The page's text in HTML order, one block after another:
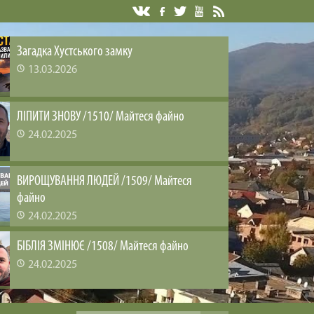
Загадка Хустського замку
13.03.2026
ЛІПИТИ ЗНОВУ /1510/ Майтеся файно
24.02.2025
ВИРОЩУВАННЯ ЛЮДЕЙ /1509/ Майтеся
файно
24.02.2025
БІБЛІЯ ЗМІНЮЄ /1508/ Майтеся файно
24.02.2025